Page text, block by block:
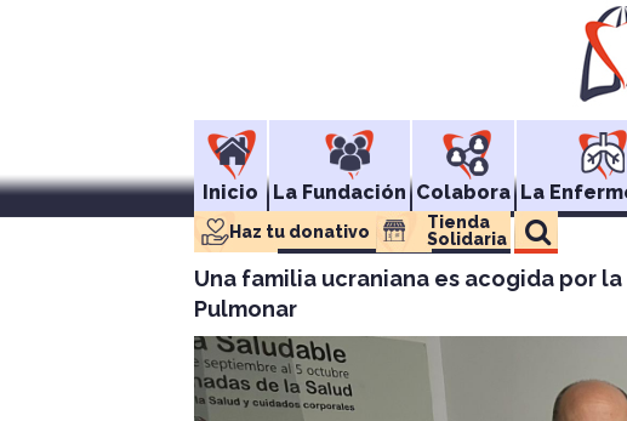
Inicio La Fundación Colabora La
Haz tu donativo
Tienda
Solidaria
Una familia ucraniana es acogida por
Pulmonar